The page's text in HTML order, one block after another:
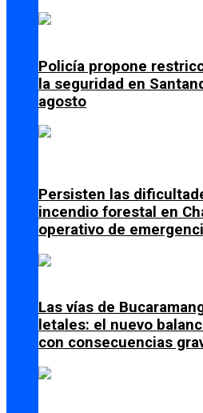
Policía propone
la seguridad en
agosto
Persisten las
incendio forestal en
operativo de
Las vías de
letales: el nuevo
con consecuencias